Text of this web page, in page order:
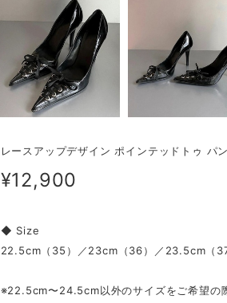
レースアップデザイン ポインテッドトゥ パ
¥12,900
◆ Size
22.5cm（35）／23cm（36）／23.5cm（
※22.5cm〜24.5cm以外のサイズをご希望の